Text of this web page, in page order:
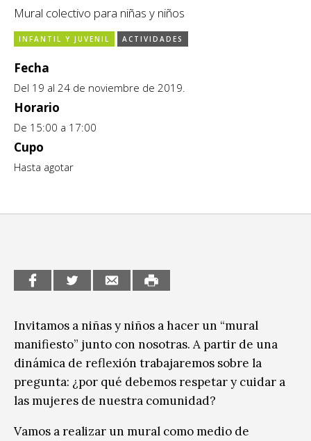
CCE en el interior/libros
Espacio itinerante de lectura infantil
Género y Diversidad
Infantil y Juvenil
Letras
Música
Mural colectivo para niñas y niños
INFANTIL Y JUVENIL ACTIVIDADES
Fecha
Del 19 al 24 de noviembre de 2019.
Horario
De 15:00 a 17:00
Cupo
Hasta agotar
Invitamos a niñas y niños a hacer un “mural
manifiesto” junto con nosotras. A partir de una
dinámica de reflexión trabajaremos sobre la
pregunta: ¿por qué debemos respetar y cuidar a
las mujeres de nuestra comunidad?
Vamos a realizar un mural como medio de